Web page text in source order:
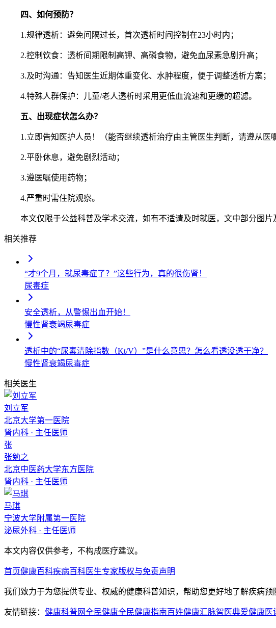
四、如何预防？
1.规律透析：避免间隔过长，首次透析时间控制在23小时内；
2.控制饮食：透析间期限制高钾、高磷食物，避免血尿素急剧升高；
3.及时沟通：告知医生近期体重变化、水肿程度，便于调整透析方案；
4.特殊人群保护：儿童/老人透析时采用更低血流速和更缓的超滤。
五、出现症状怎么办？
1.立即告知医护人员！（能否继续透析治疗由主管医生判断，请遵从医
2.平卧休息，避免剧烈活动；
3.遵医嘱使用药物；
4.严重时需住院观察。
本文仅限于公益科普及学术交流，如有不适请及时就医，文中部分图片
相关推荐
“才9个月，就尿毒症了？”这些行为，真的很伤肾！
尿毒症
安全透析，从警惕出血开始！
慢性肾衰竭尿毒症
透析中的“尿素清除指数（Kt/V）”是什么意思？怎么看透没透干净？
慢性肾衰竭尿毒症
相关医生
刘立军
北京大学第一医院
肾内科 · 主任医师
张
张勉之
北京中医药大学东方医院
肾内科 · 主任医师
马琪
宁波大学附属第一医院
泌尿外科 · 主任医师
本文内容仅供参考，不构成医疗建议。
首页健康百科疾病百科医生专家版权与免责声明
我们致力于为您提供专业、权威的健康科普知识，帮助您更好地了解疾病
友情链接： 健康科普网全民健康全民健康指南百姓健康汇脉智医典爱健康医